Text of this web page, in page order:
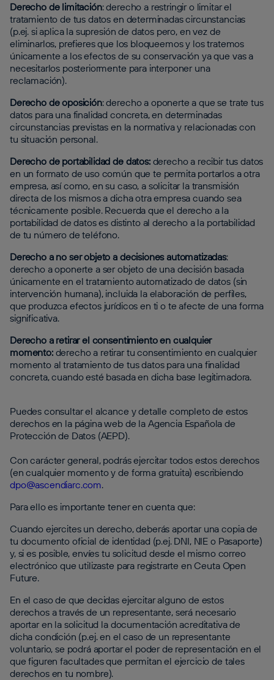
Derecho de limitación: derecho a restringir o limitar el
tratamiento de tus datos en determinadas circunstancias
(p.ej. si aplica la supresión de datos pero, en vez de
eliminarlos, prefieres que los bloqueemos y los tratemos
únicamente a los efectos de su conservación ya que vas a
necesitarlos posteriormente para interponer una
reclamación).
Derecho de oposición: derecho a oponerte a que se trate tus
datos para una finalidad concreta, en determinadas
circunstancias previstas en la normativa y relacionadas con
tu situación personal.
Derecho de portabilidad de datos:derecho a recibir tus datos
en un formato de uso común que te permita portarlos a otra
empresa, así como, en su caso, a solicitar la transmisión
directa de los mismos a dicha otra empresa cuando sea
técnicamente posible. Recuerda que el derecho a la
portabilidad de datos es distinto al derecho a la portabilidad
de tu número de teléfono.
Derecho a no ser objeto a decisiones automatizadas:
derecho a oponerte a ser objeto de una decisión basada
únicamente en el tratamiento automatizado de datos (sin
intervención humana), incluida la elaboración de perfiles,
que produzca efectos jurídicos en ti o te afecte de una forma
significativa.
Derecho a retirar el consentimiento en cualquier
momento:derecho a retirar tu consentimiento en cualquier
momento al tratamiento de tus datos para una finalidad
concreta, cuando esté basada en dicha base legitimadora.
Puedes consultar el alcance y detalle completo de estos
derechos en la página web de la Agencia Española de
Protección de Datos (AEPD).
Con carácter general, podrás ejercitar todos estos derechos
(en cualquier momento y de forma gratuita) escribiendo
dpo@ascendiarc.com.
Para ello es importante tener en cuenta que:
Cuando ejercites un derecho, deberás aportar una copia de
tu documento oficial de identidad (p.ej. DNI, NIE o Pasaporte)
y, si es posible, envíes tu solicitud desde el mismo correo
electrónico que utilizaste para registrarte en Ceuta Open
Future.
En el caso de que decidas ejercitar alguno de estos
derechos a través de un representante, será necesario
aportar en la solicitud la documentación acreditativa de
dicha condición (p.ej. en el caso de un representante
voluntario, se podrá aportar el poder de representación en el
que figuren facultades que permitan el ejercicio de tales
derechos en tu nombre).